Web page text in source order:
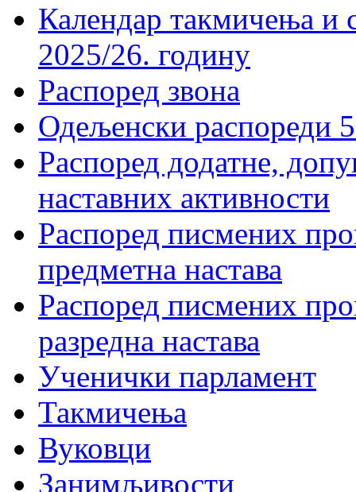
Календар такмичења
2025/26. годину
Распоред звона
Одељенски распореди
Распоред додатне,
наставних активности
Распоред писмених
предметна настава
Распоред писмених
разредна настава
Ученички парламент
Такмичења
Вуковци
Занимљивости